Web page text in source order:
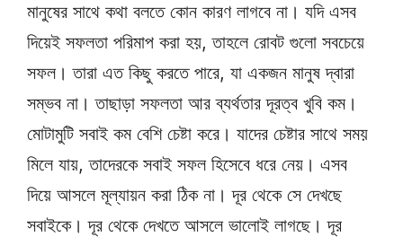
মানুষের সাথে কথা বলতে কোন কারণ লাগবে না। যদি এসব
দিয়েই সফলতা পরিমাপ করা হয়, তাহলে রোবট গুলো সবচেয়ে
সফল। তারা এত কিছু করতে পারে, যা একজন মানুষ দ্বারা
সম্ভব না। তাছাড়া সফলতা আর ব্যর্থতার দূরত্ব খুবি কম।
মোটামুটি সবাই কম বেশি চেষ্টা করে। যাদের চেষ্টার সাথে সময়
মিলে যায়, তাদেরকে সবাই সফল হিসেবে ধরে নেয়। এসব
দিয়ে আসলে মূল্যায়ন করা ঠিক না। দূর থেকে সে দেখছে
সবাইকে। দূর থেকে দেখতে আসলে ভালোই লাগছে। দূর